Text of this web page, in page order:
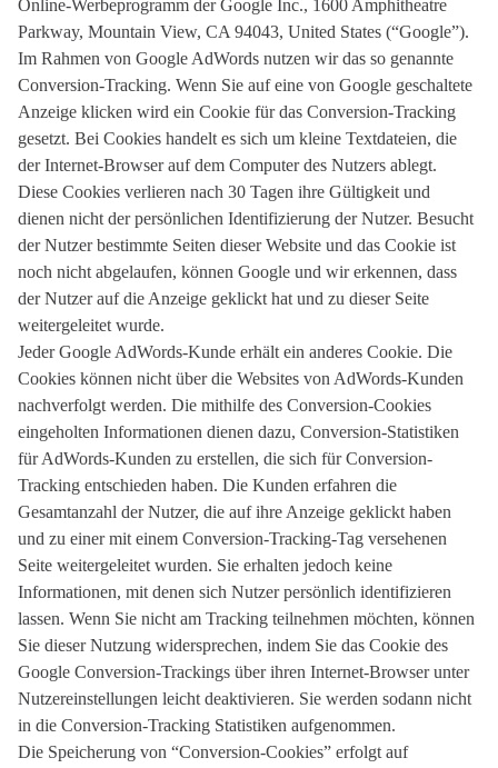
Online-Werbeprogramm der Google Inc., 1600 Amphitheatre
Parkway, Mountain View, CA 94043, United States (“Google”).
Im Rahmen von Google AdWords nutzen wir das so genannte
Conversion-Tracking. Wenn Sie auf eine von Google geschaltete
Anzeige klicken wird ein Cookie für das Conversion-Tracking
gesetzt. Bei Cookies handelt es sich um kleine Textdateien, die
der Internet-Browser auf dem Computer des Nutzers ablegt.
Diese Cookies verlieren nach 30 Tagen ihre Gültigkeit und
dienen nicht der persönlichen Identifizierung der Nutzer. Besucht
der Nutzer bestimmte Seiten dieser Website und das Cookie ist
noch nicht abgelaufen, können Google und wir erkennen, dass
der Nutzer auf die Anzeige geklickt hat und zu dieser Seite
weitergeleitet wurde.
Jeder Google AdWords-Kunde erhält ein anderes Cookie. Die
Cookies können nicht über die Websites von AdWords-Kunden
nachverfolgt werden. Die mithilfe des Conversion-Cookies
eingeholten Informationen dienen dazu, Conversion-Statistiken
für AdWords-Kunden zu erstellen, die sich für Conversion-
Tracking entschieden haben. Die Kunden erfahren die
Gesamtanzahl der Nutzer, die auf ihre Anzeige geklickt haben
und zu einer mit einem Conversion-Tracking-Tag versehenen
Seite weitergeleitet wurden. Sie erhalten jedoch keine
Informationen, mit denen sich Nutzer persönlich identifizieren
lassen. Wenn Sie nicht am Tracking teilnehmen möchten, können
Sie dieser Nutzung widersprechen, indem Sie das Cookie des
Google Conversion-Trackings über ihren Internet-Browser unter
Nutzereinstellungen leicht deaktivieren. Sie werden sodann nicht
in die Conversion-Tracking Statistiken aufgenommen.
Die Speicherung von “Conversion-Cookies” erfolgt auf